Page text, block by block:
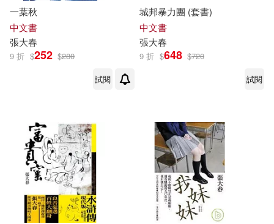
一葉秋
中文書
張大春
9 折 $252 $280
試閱
城邦暴力團 (套書)
中文書
張大春
9 折 $648 $720
試閱